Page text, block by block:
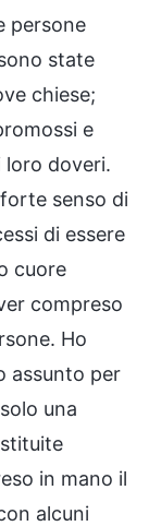
persone
state
chiese;
e
loro doveri.
senso di
di essere
cuore
compreso
Ho
assunto per
una
in mano il
alcuni